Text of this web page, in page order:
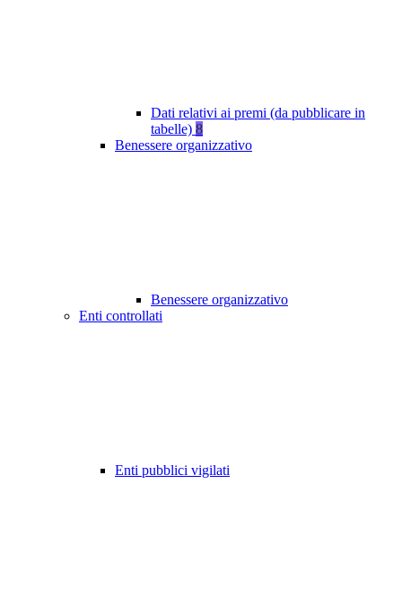
Dati relativi ai premi (da pubblicare in
tabelle) 8
Benessere organizzativo
Benessere organizzativo
Enti controllati
Enti pubblici vigilati